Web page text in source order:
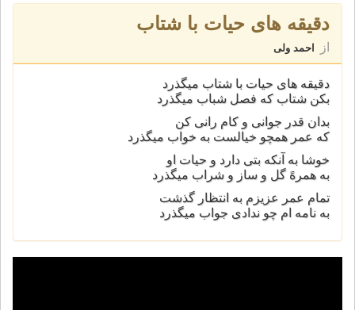
دقیقه های حیات با شتاب
از احمد ولی
دقیقه های حیات با شتاب میگذرد
بکن شتاب که فصل شباب میگذرد
بدان قدر جوانی و کام رانی کن
که عمر همچو خیالست به خواب میگذرد
خوشا به آنکه بتی دارد و حیات او
به همرهً گل و ساز و شراب میگذرد
تمام عمر عزیزم به انتظار گذشت
به نامه ام چو ندادی جواب میگذرد